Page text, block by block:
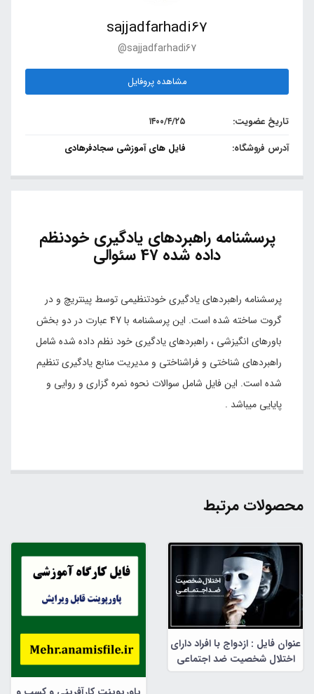
sajjadfarhadi67
@sajjadfarhadi67
مشاهده پروفایل
تاریخ عضویت:
۱۴۰۰/۴/۲۵
آدرس فروشگاه:
فایل های آموزشی سجادفرهادی
پرسشنامه راهبردهای یادگیری خودنظم
داده شده 47 سئوالی
پرسشنامه راهبردهای یادگیری خودتنظیمی توسط پینتریچ و در
گروت ساخته شده است. این پرسشنامه با 47 عبارت در دو بخش
باورهای انگیزشی ، راهبردهای یادگیری خود نظم داده شده شامل
راهبردهای شناختی و فراشناختی و مدیریت منابع یادگیری تنظیم
شده است. این فایل شامل سوالات نحوه نمره گزاری و روایی و
پایایی میباشد .
محصولات مرتبط
عنوان فایل : ازدواج با افراد دارای
اختلال شخصیت ضد اجتماعی